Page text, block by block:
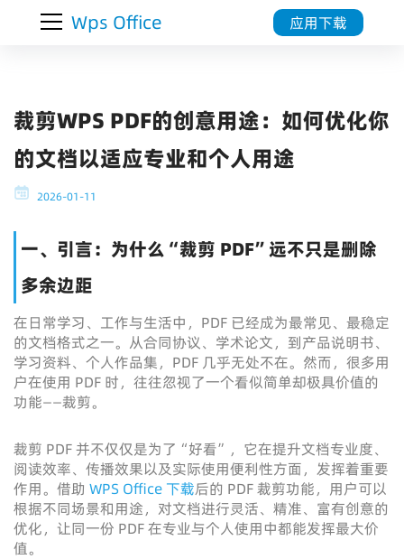
Wps Office 应用下载
裁剪WPS PDF的创意用途：如何优化你
的文档以适应专业和个人用途
2026-01-11
一、引言：为什么“裁剪 PDF”远不只是删除
多余边距
在日常学习、工作与生活中，PDF 已经成为最常见、最稳定
的文档格式之一。从合同协议、学术论文，到产品说明书、
学习资料、个人作品集，PDF 几乎无处不在。然而，很多用
户在使用 PDF 时，往往忽视了一个看似简单却极具价值的
功能——裁剪。
裁剪 PDF 并不仅仅是为了“好看”，它在提升文档专业度、
阅读效率、传播效果以及实际使用便利性方面，发挥着重要
作用。借助 WPS Office 下载后的 PDF 裁剪功能，用户可以
根据不同场景和用途，对文档进行灵活、精准、富有创意的
优化，让同一份 PDF 在专业与个人使用中都能发挥最大价
值。